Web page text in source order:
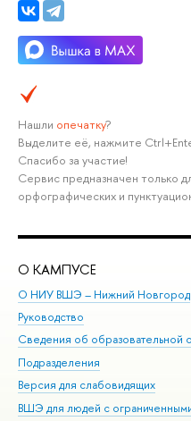
Нашли опечатку?
Выделите её, нажмите
Спасибо за участие!
Сервис предназначен только
орфографических и
О КАМПУСЕ
О НИУ ВШЭ – Нижний Новгород
Руководство
Сведения об образовательной
Подразделения
Версия для слабовидящих
ВШЭ для людей с